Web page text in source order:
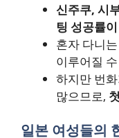
신주쿠, 시
팅 성공률
혼자 다니
이루어질
하지만 번
많으므로,
일본 여성들의